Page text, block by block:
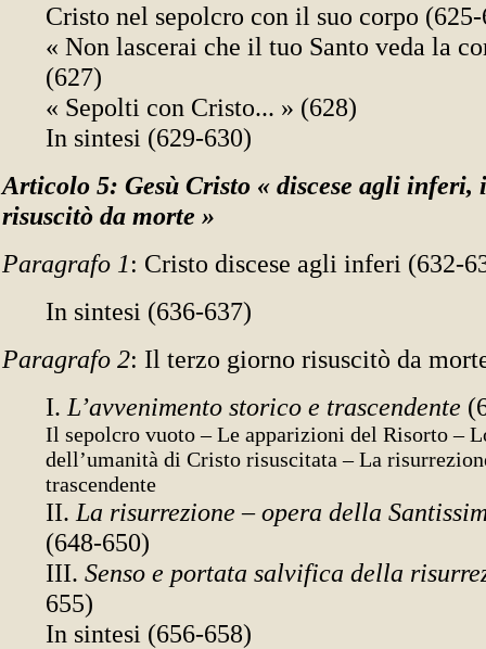
Cristo nel sepolcro con il suo corpo
« Non lascerai che il tuo Santo veda la
(627)
« Sepolti con Cristo... » (628)
In sintesi (629-630)
Articolo 5: Gesù Cristo « discese agli inferi,
risuscitò da morte »
Paragrafo 1: Cristo discese agli inferi (632-
In sintesi (636-637)
Paragrafo 2: Il terzo giorno risuscitò da
I. L’avvenimento storico e trascendente
Il sepolcro vuoto – Le apparizioni del Risorto –
dell’umanità di Cristo risuscitata – La
trascendente
II. La risurrezione – opera della
(648-650)
III. Senso e portata salvifica della
655)
In sintesi (656-658)